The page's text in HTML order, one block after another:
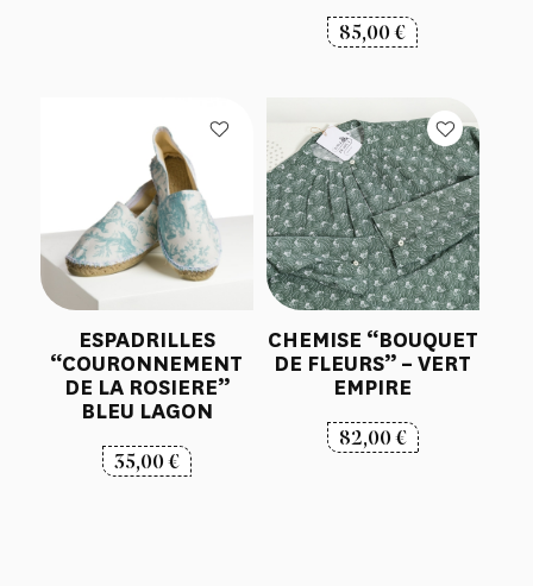
85,00€
ESPADRILLES
“COURONNEMENT
DE LA ROSIERE”
BLEU LAGON
35,00€
CHEMISE “BOUQUET
DE FLEURS” – VERT
EMPIRE
82,00€